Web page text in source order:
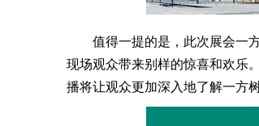
值得一提的是，此次展会一方
现场观众带来别样的惊喜和欢乐
播将让观众更加深入地了解一方